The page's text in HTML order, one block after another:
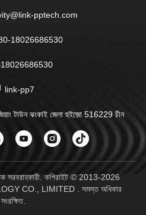
pptech.com
18026686530
link-pp7
টাউন ঝংকাই জেলা হুইজ়ো 516229 চীন
সরবরাহকারী. কপিরাইট © 2013-2026
CO., LIMITED . সমস্ত অধিকার
সংরক্ষিত.